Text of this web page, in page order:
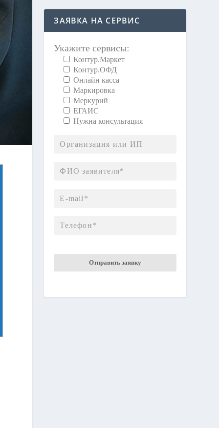
ЗАЯВКА НА СЕРВИС
Укажите сервисы:
Контур.Маркет
Контур.ОФД
Онлайн касса
Маркировка
Меркурий
ЕГАИС
Нужна консультация